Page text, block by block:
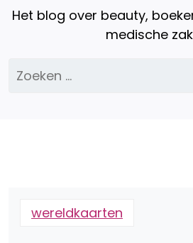
Het blog over beauty,
medische
Zoeken
naar:
wereldkaarten